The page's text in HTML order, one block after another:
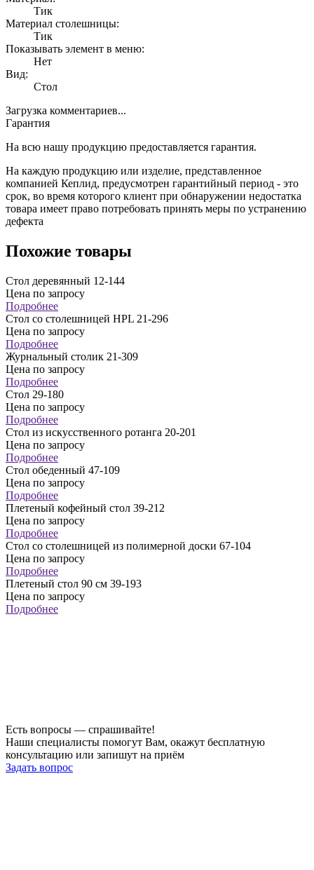
Тик
Материал столешницы:
Тик
Показывать элемент в меню:
Нет
Вид:
Стол
Загрузка комментариев...
Гарантия
На всю нашу продукцию предоставляется гарантия.
На каждую продукцию или изделие, представленное
компанией Кеплид, предусмотрен гарантийный период - это
срок, во время которого клиент при обнаружении недостатка
товара имеет право потребовать принять меры по устранению
дефекта
Похожие товары
Стол деревянный 12-144
Цена по запросу
Подробнее
Стол со столешницей HPL 21-296
Цена по запросу
Подробнее
Журнальный столик 21-309
Цена по запросу
Подробнее
Стол 29-180
Цена по запросу
Подробнее
Стол из искусственного ротанга 20-201
Цена по запросу
Подробнее
Стол обеденный 47-109
Цена по запросу
Подробнее
Плетеный кофейный стол 39-212
Цена по запросу
Подробнее
Стол со столешницей из полимерной доски 67-104
Цена по запросу
Подробнее
Плетеный стол 90 см 39-193
Цена по запросу
Подробнее
Есть вопросы — спрашивайте!
Наши специалисты помогут Вам, окажут бесплатную
консультацию или запишут на приём
Задать вопрос